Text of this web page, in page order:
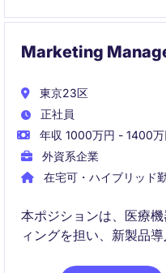
Marketing
東京23区
正社員
年収 1000万円 - 1400万
外資系企業
在宅可・ハイブリッド
本ポジションは、医療
ィングを担い、新製品